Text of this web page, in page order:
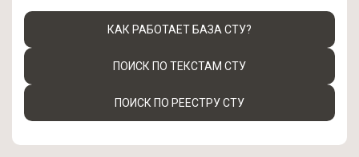
КАК РАБОТАЕТ БАЗА СТУ?
ПОИСК ПО ТЕКСТАМ СТУ
ПОИСК ПО РЕЕСТРУ СТУ